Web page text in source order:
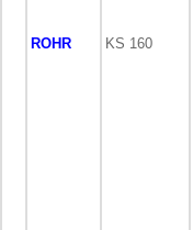
ROHR KS 160